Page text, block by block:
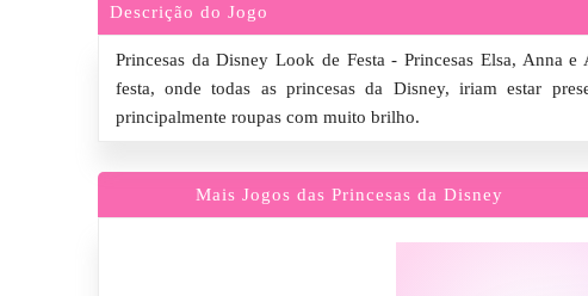
Descrição do Jogo
Princesas da Disney Look de Festa - Princesas Elsa, Anna
festa, onde todas as princesas da Disney, iriam estar
principalmente roupas com muito brilho.
Mais Jogos das Princesas da Disney